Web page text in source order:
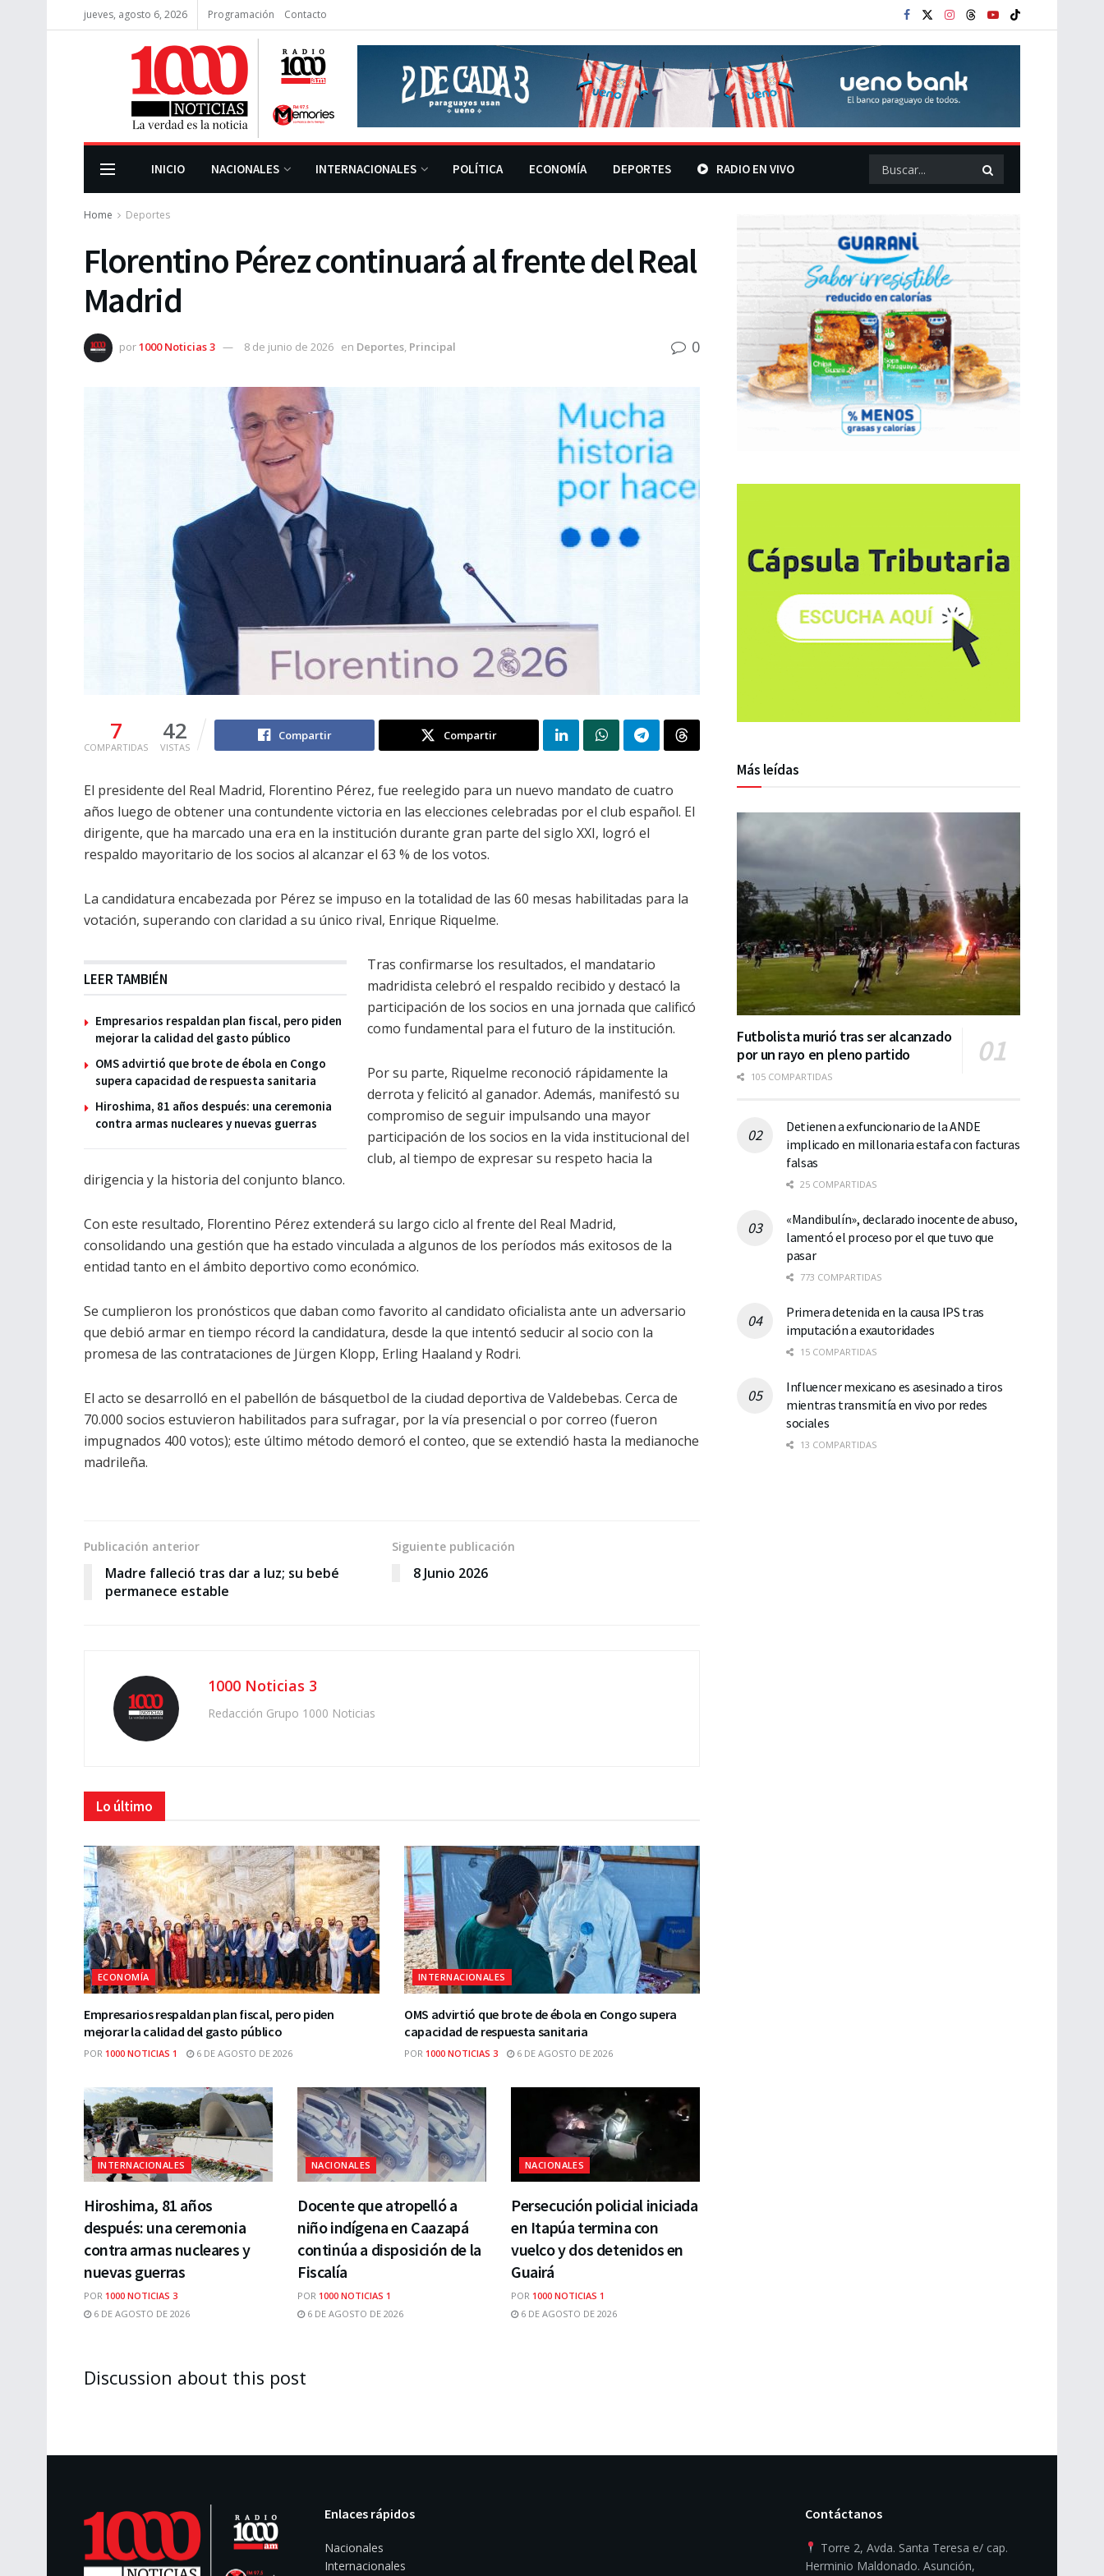
jueves, agosto 6, 2026 Programación Contacto
INICIO NACIONALES INTERNACIONALES POLÍTICA ECONOMÍA DEPORTES RADIO EN VIVO
Home Deportes
Florentino Pérez continuará al frente del Real
Madrid
por1000 Noticias 3 8 de junio de 2026 en Deportes, Principal 0
7
COMPARTIDAS
42
VISTAS
Compartir Compartir
El presidente del Real Madrid, Florentino Pérez, fue reelegido para un nuevo mandato de cuatro
años luego de obtener una contundente victoria en las elecciones celebradas por el club español. El
dirigente, que ha marcado una era en la institución durante gran parte del siglo XXI, logró el
respaldo mayoritario de los socios al alcanzar el 63 % de los votos.
La candidatura encabezada por Pérez se impuso en la totalidad de las 60 mesas habilitadas para la
votación, superando con claridad a su único rival, Enrique Riquelme.
LEER TAMBIÉN
Empresarios respaldan plan fiscal, pero piden
mejorar la calidad del gasto público
OMS advirtió que brote de ébola en Congo
supera capacidad de respuesta sanitaria
Hiroshima, 81 años después: una ceremonia
contra armas nucleares y nuevas guerras
Tras confirmarse los resultados, el mandatario
madridista celebró el respaldo recibido y destacó la
participación de los socios en una jornada que calificó
como fundamental para el futuro de la institución.
Por su parte, Riquelme reconoció rápidamente la
derrota y felicitó al ganador. Además, manifestó su
compromiso de seguir impulsando una mayor
participación de los socios en la vida institucional del
club, al tiempo de expresar su respeto hacia la
dirigencia y la historia del conjunto blanco.
Con este resultado, Florentino Pérez extenderá su largo ciclo al frente del Real Madrid,
consolidando una gestión que ha estado vinculada a algunos de los períodos más exitosos de la
entidad tanto en el ámbito deportivo como económico.
Se cumplieron los pronósticos que daban como favorito al candidato oficialista ante un adversario
que debió armar en tiempo récord la candidatura, desde la que intentó seducir al socio con la
promesa de las contrataciones de Jürgen Klopp, Erling Haaland y Rodri.
El acto se desarrolló en el pabellón de básquetbol de la ciudad deportiva de Valdebebas. Cerca de
70.000 socios estuvieron habilitados para sufragar, por la vía presencial o por correo (fueron
impugnados 400 votos); este último método demoró el conteo, que se extendió hasta la medianoche
madrileña.
Publicación anterior
Madre falleció tras dar a luz; su bebé
permanece estable
Siguiente publicación
8 Junio 2026
1000 Noticias 3
Redacción Grupo 1000 Noticias
Lo último
ECONOMÍA
Empresarios respaldan plan fiscal, pero piden
mejorar la calidad del gasto público
POR 1000 NOTICIAS 1 6 DE AGOSTO DE 2026
INTERNACIONALES
OMS advirtió que brote de ébola en Congo supera
capacidad de respuesta sanitaria
POR 1000 NOTICIAS 3 6 DE AGOSTO DE 2026
INTERNACIONALES
Hiroshima, 81 años
después: una ceremonia
contra armas nucleares y
nuevas guerras
POR 1000 NOTICIAS 3
6 DE AGOSTO DE 2026
NACIONALES
Docente que atropelló a
niño indígena en Caazapá
continúa a disposición de la
Fiscalía
POR 1000 NOTICIAS 1
6 DE AGOSTO DE 2026
NACIONALES
Persecución policial iniciada
en Itapúa termina con
vuelco y dos detenidos en
Guairá
POR 1000 NOTICIAS 1
6 DE AGOSTO DE 2026
Discussion about this post
Más leídas
Futbolista murió tras ser alcanzado
por un rayo en pleno partido
105 COMPARTIDAS
Detienen a exfuncionario de la ANDE
implicado en millonaria estafa con facturas
falsas
25 COMPARTIDAS
«Mandibulín», declarado inocente de abuso,
lamentó el proceso por el que tuvo que
pasar
773 COMPARTIDAS
Primera detenida en la causa IPS tras
imputación a exautoridades
15 COMPARTIDAS
Influencer mexicano es asesinado a tiros
mientras transmitía en vivo por redes
sociales
13 COMPARTIDAS
Enlaces rápidos
Nacionales
Internacionales
Contáctanos
Torre 2, Avda. Santa Teresa e/ cap.
Herminio Maldonado. Asunción,